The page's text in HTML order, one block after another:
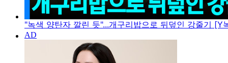
"녹색 양탄자 깔린 듯"...개구리밥으로 뒤덮인 강줄기 [Y